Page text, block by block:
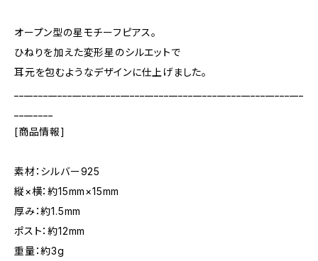
オープン型の星モチーフピアス。
ひねりを加えた変形星のシルエットで
耳元を包むようなデザインに仕上げました。
[商品情報]
素材：シルバー925
縦×横：約15mm×15mm
厚み：約1.5mm
ポスト：約12mm
重量：約3g